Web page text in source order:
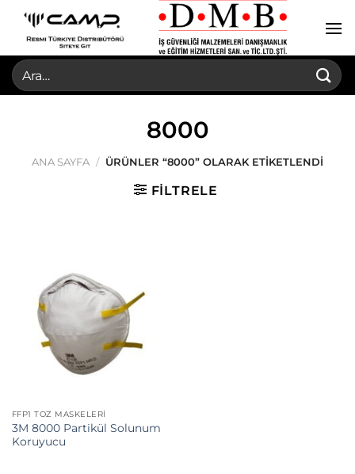
İçeriğe
Ara:
8000
ANA SAYFA / ÜRÜNLER “8000” OLARAK ETIKETLENDI
FILTRELE
FFP1 TOZ MASKELERI
3M 8000 Partikül Solunum
Koruyucu